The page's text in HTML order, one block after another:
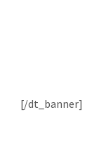
[/dt_banner]